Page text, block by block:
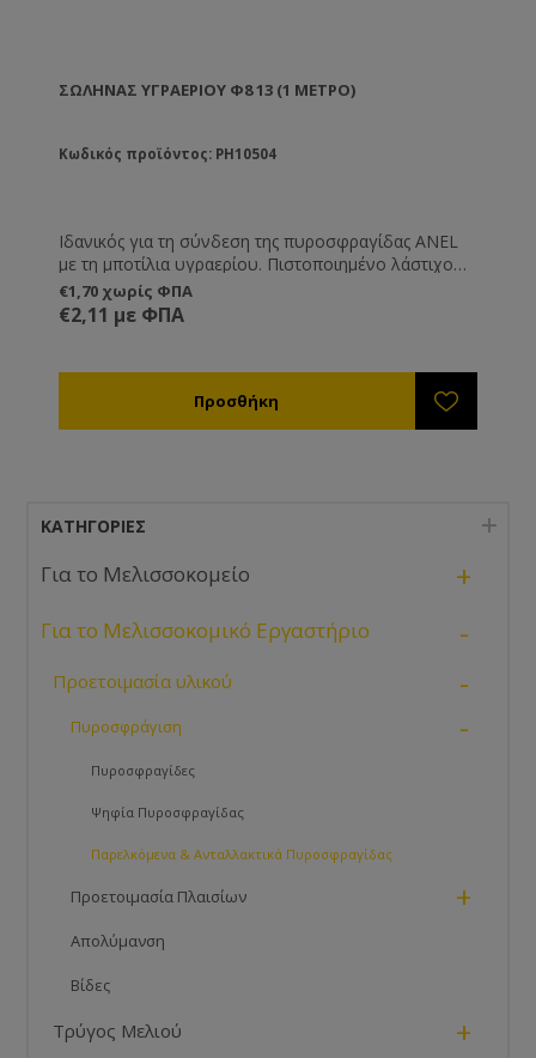
ΣΩΛΉΝΑΣ ΥΓΡΑΕΡΊΟΥ Φ8 13 (1 ΜΈΤΡΟ)
Κωδικός προϊόντος: PH10504
Ιδανικός για τη σύνδεση της πυροσφραγίδας ANEL
με τη μποτίλια υγραερίου. Πιστοποιημένο λάστιχο
τροφοδοσίας υγραερίου. Η χρήση εύφλεκτων
αερίων απαιτεί τα σωστά εργαλεία.
€1,70 χωρίς ΦΠΑ
€2,11 με ΦΠΑ
ΚΑΤΗΓΟΡΊΕΣ
Για το Μελισσοκομείο +
Για το Μελισσοκομικό Εργαστήριο -
Προετοιμασία υλικού -
Πυροσφράγιση -
Πυροσφραγίδες
Ψηφία Πυροσφραγίδας
Παρελκόμενα & Ανταλλακτικά Πυροσφραγίδας
Προετοιμασία Πλαισίων +
Απολύμανση
Βίδες
Τρύγος Μελιού +